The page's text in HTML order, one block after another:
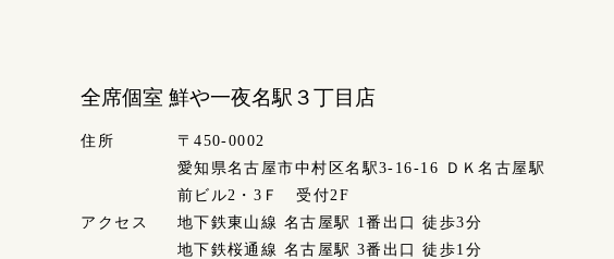
全席個室 鮮や一夜名駅３丁目店
住所
〒450-0002
愛知県名古屋市中村区名駅3-16-16 ＤＫ名古屋駅
前ビル2・3Ｆ 受付2F
アクセス
地下鉄東山線 名古屋駅 1番出口 徒歩3分
地下鉄桜通線 名古屋駅 3番出口 徒歩1分